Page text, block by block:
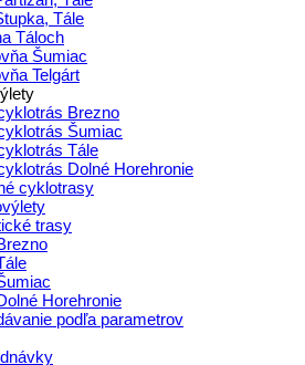
Tále
Táloch
Šumiac
Telgárt
Brezno
Šumiac
Tále
Dolné Horehronie
cyklotrasy
trasy
Horehronie
podľa parametrov